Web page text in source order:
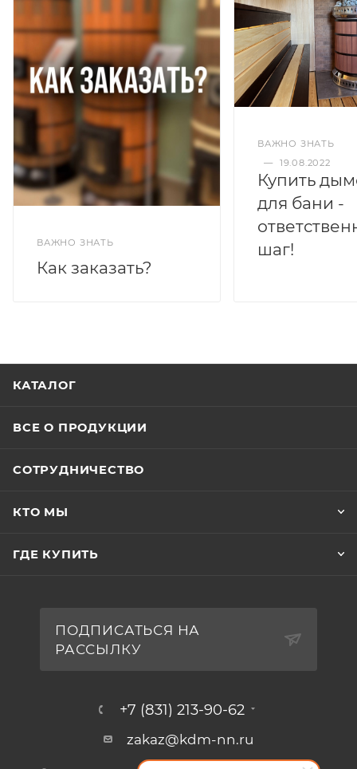
ВАЖНО ЗНАТЬ
Как заказать?
ВАЖНО ЗНАТЬ
— 19.08.2022
Купить
для бани -
шаг!
КАТАЛОГ
ВСЕ О ПРОДУКЦИИ
СОТРУДНИЧЕСТВО
КТО МЫ
ГДЕ КУПИТЬ
ПОДПИСАТЬСЯ НА
РАССЫЛКУ
+7 (831) 213-90-62
zakaz@kdm-nn.ru